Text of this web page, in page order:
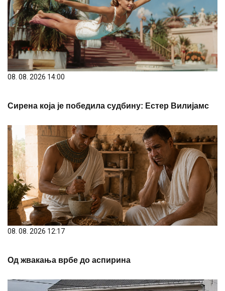
08. 08. 2026 14:00
Сирена која је победила судбину: Естер Вилијамс
08. 08. 2026 12:17
Од жвакања врбе до аспирина